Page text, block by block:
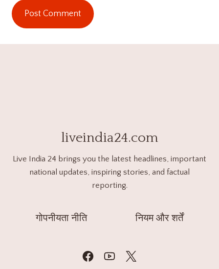
liveindia24.com
Live India 24 brings you the latest headlines, important
national updates, inspiring stories, and factual
reporting.
गोपनीयता नीति नियम और शर्तें